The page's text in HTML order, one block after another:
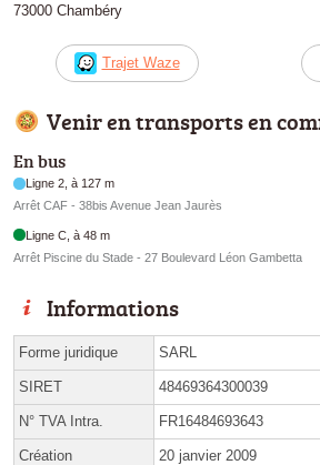
73000 Chambéry
Trajet Waze
Venir en transports en
En bus
Ligne 2, à 127 m
Arrêt CAF - 38bis Avenue Jean Jaurès
Ligne C, à 48 m
Arrêt Piscine du Stade - 27 Boulevard Léon Gambetta
Informations
Forme juridique SARL
SIRET 48469364300039
N° TVA Intra. FR16484693643
Création 20 janvier 2009